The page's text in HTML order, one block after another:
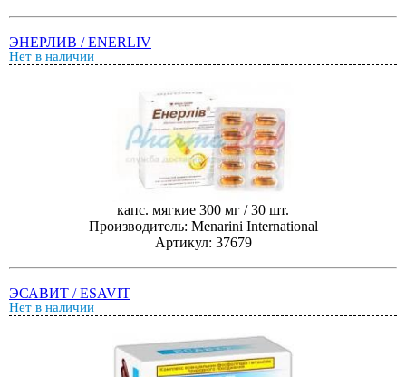
ЭНЕРЛИВ / ENERLIV
Нет в наличии
капс. мягкие 300 мг / 30 шт.
Производитель: Menarini International
Артикул: 37679
ЭСАВИТ / ESAVIT
Нет в наличии